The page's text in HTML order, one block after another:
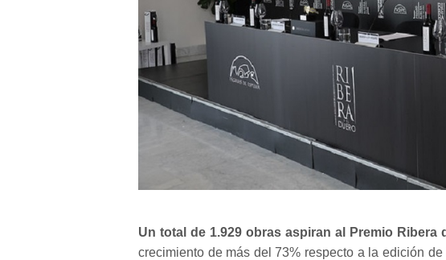
Un total de 1.929 obras aspiran al Premio Ribera
crecimiento de más del 73% respecto a la edición